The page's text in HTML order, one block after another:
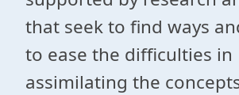
that seek to find ways
to ease the difficulties in
assimilating the